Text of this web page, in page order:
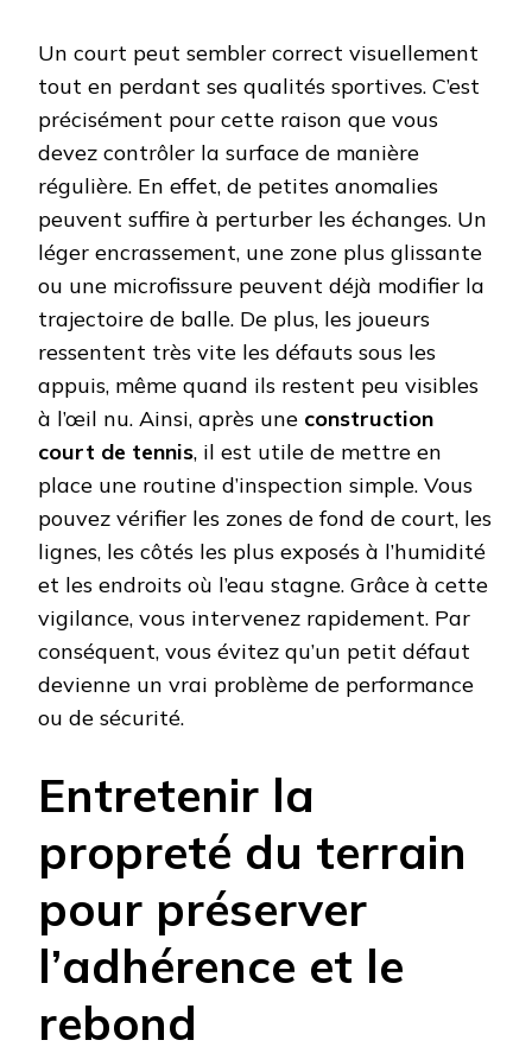
Un court peut sembler correct visuellement
tout en perdant ses qualités sportives. C’est
précisément pour cette raison que vous
devez contrôler la surface de manière
régulière. En effet, de petites anomalies
peuvent suffire à perturber les échanges. Un
léger encrassement, une zone plus glissante
ou une microfissure peuvent déjà modifier la
trajectoire de balle. De plus, les joueurs
ressentent très vite les défauts sous les
appuis, même quand ils restent peu visibles
à l’œil nu. Ainsi, après une construction
court de tennis, il est utile de mettre en
place une routine d’inspection simple. Vous
pouvez vérifier les zones de fond de court, les
lignes, les côtés les plus exposés à l’humidité
et les endroits où l’eau stagne. Grâce à cette
vigilance, vous intervenez rapidement. Par
conséquent, vous évitez qu’un petit défaut
devienne un vrai problème de performance
ou de sécurité.
Entretenir la
propreté du terrain
pour préserver
l’adhérence et le
rebond